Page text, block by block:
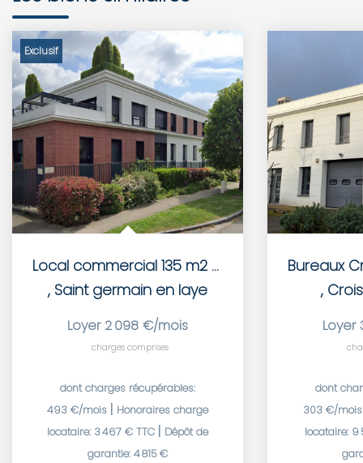
Exclusif
Local commercial 135 m2 + 4 parkings
, Saint germain en laye
Loyer 2 098 €/mois
charges comprises
dont charges récupérables:
493 €/mois | Honoraires charge
locataire: 3 467 € TTC | Dépôt de
garantie: 4 815 €
,
Loyer
dont
303 €/
locataire: 9